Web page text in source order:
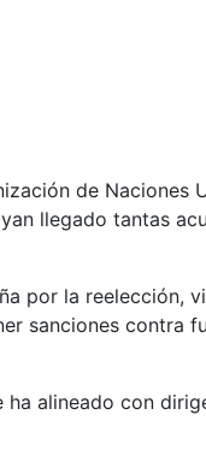
de Naciones
llegado tantas
por la reelección,
sanciones contra
alineado con